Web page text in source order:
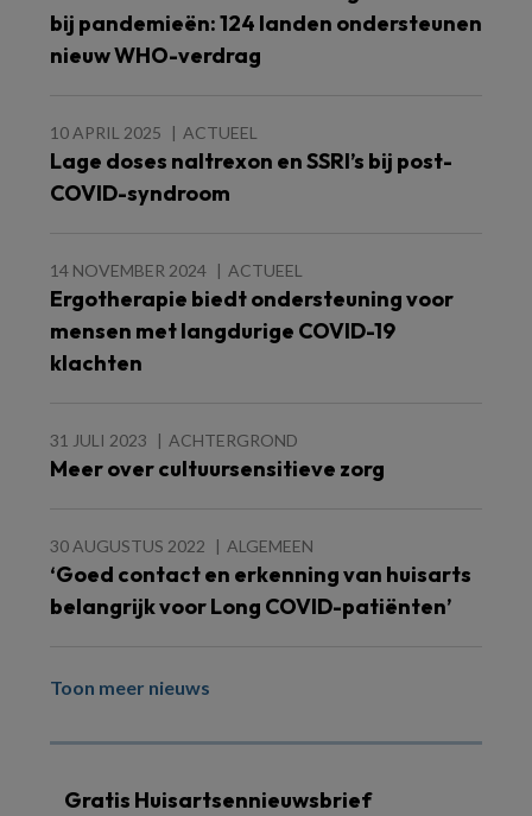
bij pandemieën: 124 landen ondersteunen
nieuw WHO-verdrag
10 APRIL 2025 ACTUEEL
Lage doses naltrexon en SSRI’s bij post-
COVID-syndroom
14 NOVEMBER 2024 ACTUEEL
Ergotherapie biedt ondersteuning voor
mensen met langdurige COVID-19
klachten
31 JULI 2023 ACHTERGROND
Meer over cultuursensitieve zorg
30 AUGUSTUS 2022 ALGEMEEN
‘Goed contact en erkenning van huisarts
belangrijk voor Long COVID-patiënten’
Toon meer nieuws
Gratis Huisartsennieuwsbrief